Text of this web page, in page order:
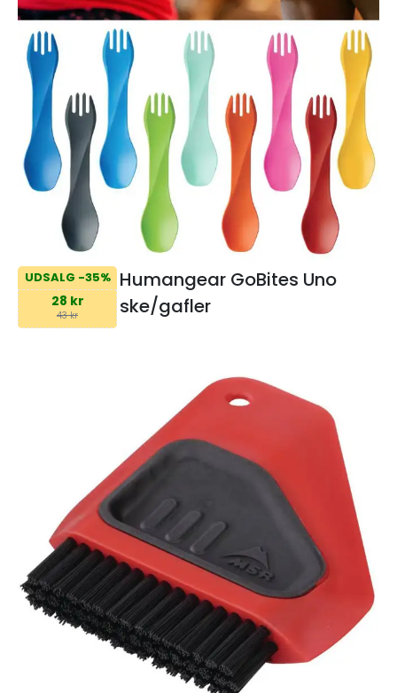
UDSALG -35%
28 kr
43 kr
Humangear GoBites Uno
ske/gafler